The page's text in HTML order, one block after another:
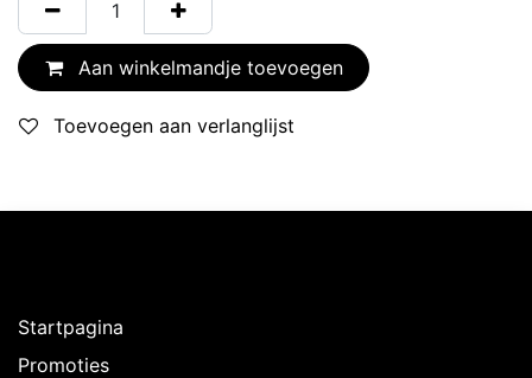
Aan winkelmandje toevoegen
Toevoegen aan verlanglijst
Startpagina
Promoties